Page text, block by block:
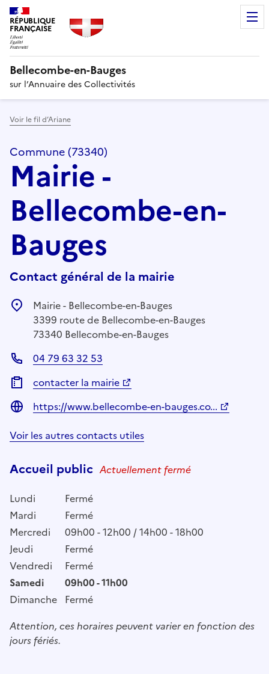
RÉPUBLIQUE
FRANÇAISE
Bellecombe-en-Bauges
sur l’Annuaire des Collectivités
Voir le fil d’Ariane
Commune (73340)
Mairie -
Bellecombe-en-
Bauges
Contact général de la mairie
Mairie - Bellecombe-en-Bauges
3399 route de Bellecombe-en-Bauges
73340 Bellecombe-en-Bauges
04 79 63 32 53
contacter la mairie
https://www.bellecombe-en-bauges.co...
Voir les autres contacts utiles
Accueil public Actuellement fermé
Lundi
Fermé
Mardi
Fermé
Mercredi
09h00 - 12h00 / 14h00 - 18h00
Jeudi
Fermé
Vendredi
Fermé
Samedi
09h00 - 11h00
Dimanche Fermé
Attention, ces horaires peuvent varier en fonction des
jours fériés.